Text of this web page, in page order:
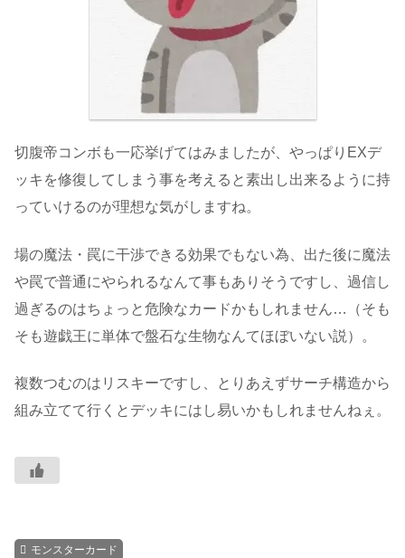
切腹帝コンボも一応挙げてはみましたが、やっぱりEXデ
ッキを修復してしまう事を考えると素出し出来るように持
っていけるのが理想な気がしますね。
場の魔法・罠に干渉できる効果でもない為、出た後に魔法
や罠で普通にやられるなんて事もありそうですし、過信し
過ぎるのはちょっと危険なカードかもしれません…（そも
そも遊戯王に単体で盤石な生物なんてほぼいない説）。
複数つむのはリスキーですし、とりあえずサーチ構造から
組み立てて行くとデッキにはし易いかもしれませんねぇ。
モンスターカード